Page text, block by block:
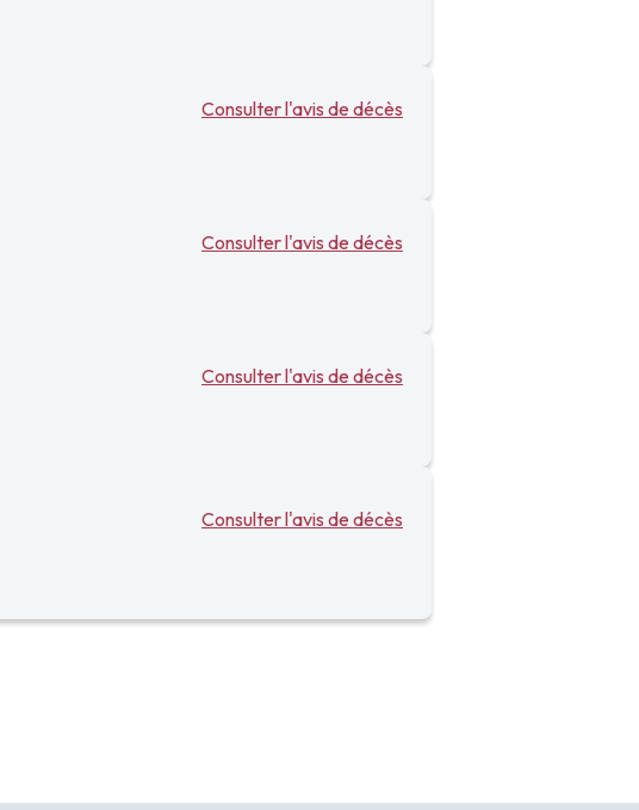
Consulter l'avis de décès
Consulter l'avis de décès
Consulter l'avis de décès
Consulter l'avis de décès